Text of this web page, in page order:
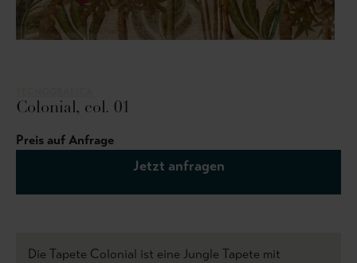
Colonial, col. 01
Preis auf Anfrage
Jetzt anfragen
Die Tapete Colonial ist eine Jungle Tapete mit